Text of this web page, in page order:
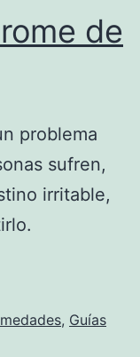
de
problema
sufren,
irritable,
, Guías